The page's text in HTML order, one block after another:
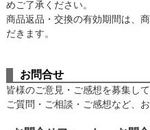
めご了承ください。
商品返品・交換の有効期間は、
だきます。
お問合せ
皆様のご意見・ご感想を募集し
ご質問・ご相談・ご感想など、